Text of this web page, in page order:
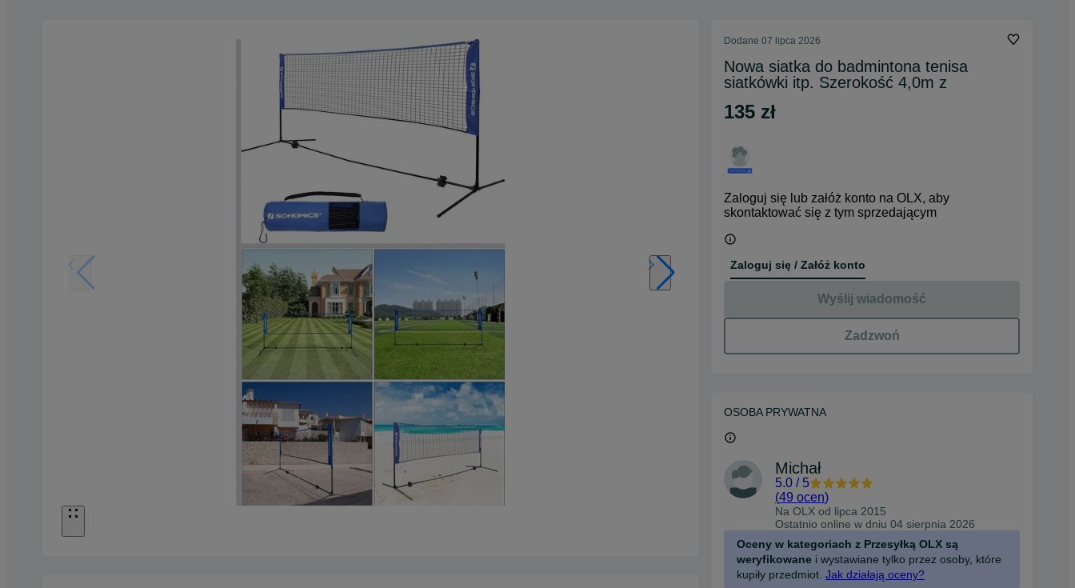
Dodane 07 lipca 2026
Nowa siatka do badmintona tenisa
siatkówki itp. Szerokość 4,0m z
135 zł
Zaloguj się lub załóż konto na OLX, aby
skontaktować się z tym sprzedającym
Zaloguj się / Załóż konto
Wyślij wiadomość
Zadzwoń
OSOBA PRYWATNA
Michał
5.0 / 5
(49 ocen)
Na OLX od lipca 2015
Ostatnio online w dniu 04 sierpnia 2026
Oceny w kategoriach z Przesyłką OLX są
weryfikowane i wystawiane tylko przez osoby, które
kupiły przedmiot. Jak działają oceny?